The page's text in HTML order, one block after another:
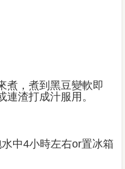
煮，煮到黑豆變軟即
連渣打成汁服用。
中4小時左右or置冰箱